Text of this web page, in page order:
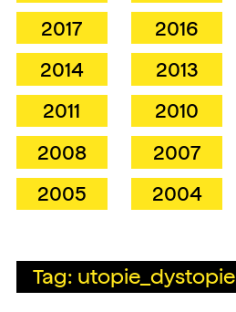
2017
2016
2014
2013
2011
2010
2008
2007
2005
2004
Tag: utopie_dystopie